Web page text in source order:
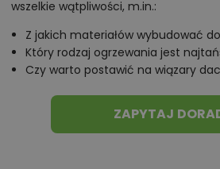
wszelkie wątpliwości, m.in.:
Z jakich materiałów wybudować
Który rodzaj ogrzewania jest
Czy warto postawić na wiązary
ZAPYTAJ